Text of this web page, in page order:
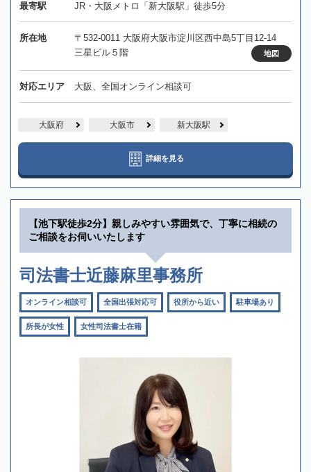
最寄駅 JR・大阪メトロ「新大阪駅」徒歩5分
所在地
〒532-0011 大阪府大阪市淀川区西中島5丁目12-14
三星ビル５階
地図
対応エリア 大阪、全国オンライン相談可
大阪府 大阪市 新大阪駅
詳細を見る
【池下駅徒歩2分】親しみやすい雰囲気で、丁寧に相続の
ご相談をお伺いいたします
司法書士近藤麻里事務所
オンライン相談可 全国出張対応可 役所から近い 駐車場あり
所長が女性 女性司法書士在籍